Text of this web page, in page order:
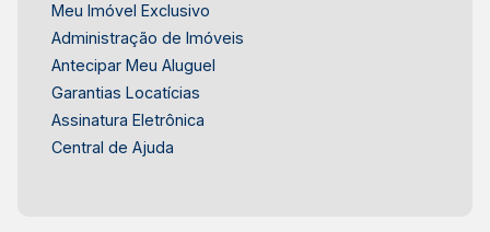
Meu Imóvel Exclusivo
Administração de Imóveis
Antecipar Meu Aluguel
Garantias Locatícias
Assinatura Eletrônica
Central de Ajuda